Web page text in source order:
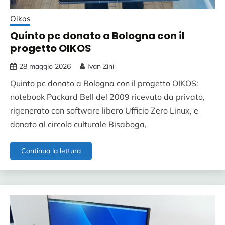
Oikos
Quinto pc donato a Bologna con il
progetto OIKOS
28 maggio 2026 Ivan Zini
Quinto pc donato a Bologna con il progetto OIKOS:
notebook Packard Bell del 2009 ricevuto da privato,
rigenerato con software libero Ufficio Zero Linux, e
donato al circolo culturale Bisaboga,
Continua la letturaQuinto
pc
donato
con
il